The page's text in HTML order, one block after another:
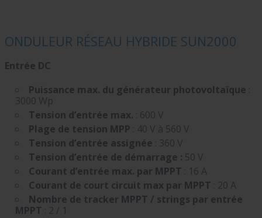
ONDULEUR RÉSEAU HYBRIDE SUN2000
Entrée DC
Puissance max. du générateur photovoltaïque :
3000 Wp
Tension d’entrée max. : 600 V
Plage de tension MPP : 40 V à 560 V
Tension d’entrée assignée : 360 V
Tension d’entrée de démarrage : 50 V
Courant d’entrée max. par MPPT : 16 A
Courant de court circuit max par MPPT : 20 A
Nombre de tracker MPPT / strings par entrée
MPPT : 2 / 1